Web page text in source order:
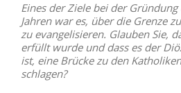
Eines der Ziele bei der
Jahren war es, über die Grenze
zu evangelisieren. Glauben Sie,
erfüllt wurde und dass es der
ist, eine Brücke zu den
schlagen?